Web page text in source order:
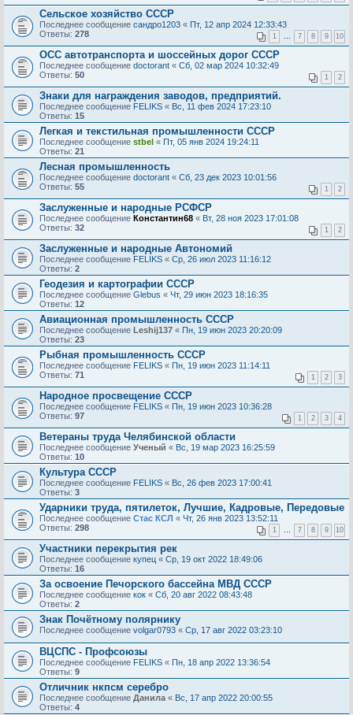
Сельское хозяйство СССР
Последнее сообщение сандро1203 « Пт, 12 апр 2024 12:33:43
Ответы: 278 1 … 7 8 9 10
ОСС автотранспорта и шоссейных дорог СССР
Последнее сообщение doctorant « Сб, 02 мар 2024 10:32:49
Ответы: 50 1 2
Знаки для награждения заводов, предприятий.
Последнее сообщение FELIKS « Вс, 11 фев 2024 17:23:10
Ответы: 15
Легкая и текстильная промышленности СССР
Последнее сообщение stbel « Пт, 05 янв 2024 19:24:11
Ответы: 21
Лесная промышленность
Последнее сообщение doctorant « Сб, 23 дек 2023 10:01:56
Ответы: 55 1 2
Заслуженные и народные РСФСР
Последнее сообщение Константин68 « Вт, 28 ноя 2023 17:01:08
Ответы: 32 1 2
Заслуженные и народные Автономий
Последнее сообщение FELIKS « Ср, 26 июл 2023 11:16:12
Ответы: 2
Геодезия и картографии СССР
Последнее сообщение Glebus « Чт, 29 июн 2023 18:16:35
Ответы: 12
Авиационная промышленность СССР
Последнее сообщение Leshij137 « Пн, 19 июн 2023 20:20:09
Ответы: 23
Рыбная промышленность СССР
Последнее сообщение FELIKS « Пн, 19 июн 2023 11:14:11
Ответы: 71 1 2 3
Народное просвещение СССР
Последнее сообщение FELIKS « Пн, 19 июн 2023 10:36:28
Ответы: 97 1 2 3 4
Ветераны труда Челябинской области
Последнее сообщение Ученый « Вс, 19 мар 2023 16:25:59
Ответы: 10
Культура СССР
Последнее сообщение FELIKS « Вс, 26 фев 2023 17:00:41
Ответы: 3
Ударники труда, пятилеток, Лучшие, Кадровые, Передовые
Последнее сообщение Стас КСЛ « Чт, 26 янв 2023 13:52:11
Ответы: 298 1 … 7 8 9 10
Участники перекрытия рек
Последнее сообщение купец « Ср, 19 окт 2022 18:49:06
Ответы: 16
За освоение Печорского бассейна МВД СССР
Последнее сообщение кок « Сб, 20 авг 2022 08:43:48
Ответы: 2
Знак Почётному полярнику
Последнее сообщение volgar0793 « Ср, 17 авг 2022 03:23:10
ВЦСПС - Профсоюзы
Последнее сообщение FELIKS « Пн, 18 апр 2022 13:36:54
Ответы: 9
Отличник нкпсм серебро
Последнее сообщение Данила « Вс, 17 апр 2022 20:00:55
Ответы: 4